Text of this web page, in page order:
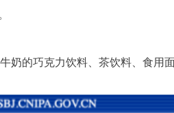
奶的巧克力饮料、茶饮料、食用